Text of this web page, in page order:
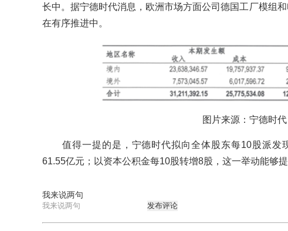
长中。据宁德时代消息，欧洲市场方面公司德国工厂模组
在有序推进中。
图片来源：宁德时代
值得一提的是，宁德时代拟向全体股东每10股派发
61.55亿元；以资本公积金每10股转增8股，这一举动能够提
我来说两句
发布评论